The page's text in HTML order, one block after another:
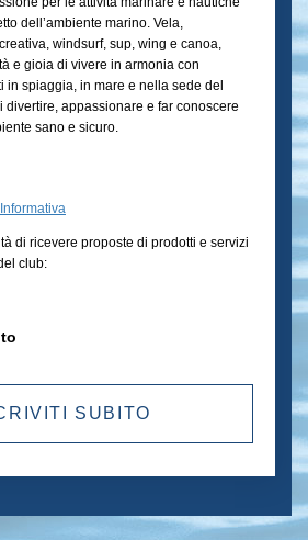
dell’ambiente marino. Vela,
windsurf, sup, wing e canoa,
e gioia di vivere in armonia con
in spiaggia, in mare e nella sede del
divertire, appassionare e far conoscere
sano e sicuro.
di ricevere proposte di prodotti e servizi
club: